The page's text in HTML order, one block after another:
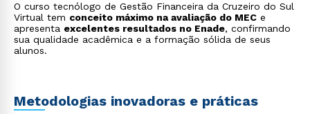
pagamento de clientes e desenvolvimento de
políticas de concessão de crédito;
Finanças em Fintechs: participação em empresas de
tecnologia financeira, criando soluções inovadoras de
pagamentos, investimentos e gestão financeira;
Educação Financeira e Mentoria : orientação
personalizada para indivíduos ou grupos, promovendo
O curso tecnólogo de Gestão Financeira da Cruzeiro do Sul
Virtual tem conceito máximo na avaliação do MEC e
apresenta excelentes resultados no Enade, confirmando
sua qualidade acadêmica e a formação sólida de seus
alunos.
Metodologias inovadoras e práticas